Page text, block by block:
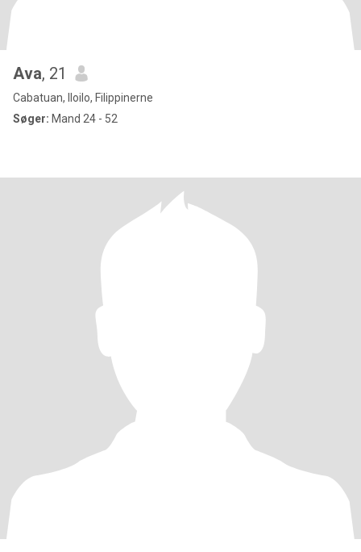
Ava, 21
Cabatuan, Iloilo, Filippinerne
Søger: Mand 24 - 52